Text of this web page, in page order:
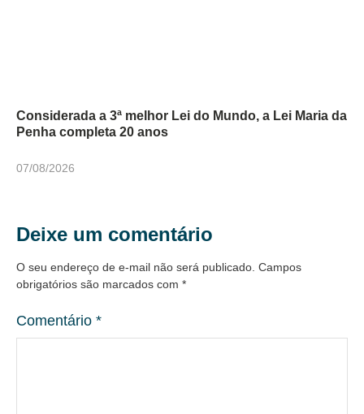
Considerada a 3ª melhor Lei do Mundo, a Lei Maria da
Penha completa 20 anos
07/08/2026
Deixe um comentário
O seu endereço de e-mail não será publicado. Campos
obrigatórios são marcados com *
Comentário *